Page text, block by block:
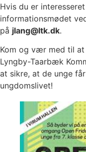
Hvis du er
informationsmødet
på jlang@ltk.dk.
Kom og vær med til
Lyngby-Taarbæk
at sikre, at de unge
ungdomslivet!